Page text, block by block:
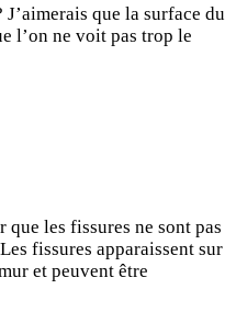
que la surface du
l’on ne voit pas trop le
que les fissures ne sont pas
fissures apparaissent sur
et peuvent être